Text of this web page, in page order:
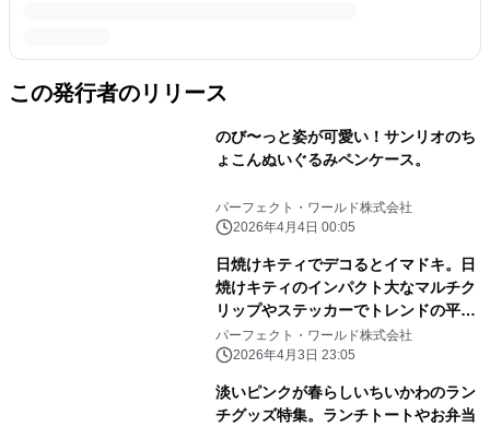
この発行者のリリース
のび〜っと姿が可愛い！サンリオのち
ょこんぬいぐるみペンケース。
パーフェクト・ワールド株式会社
2026年4月4日 00:05
日焼けキティでデコるとイマドキ。日
焼けキティのインパクト大なマルチク
リップやステッカーでトレンドの平成
レトロ感ばっちりです。
パーフェクト・ワールド株式会社
2026年4月3日 23:05
淡いピンクが春らしいちいかわのラン
チグッズ特集。ランチトートやお弁当